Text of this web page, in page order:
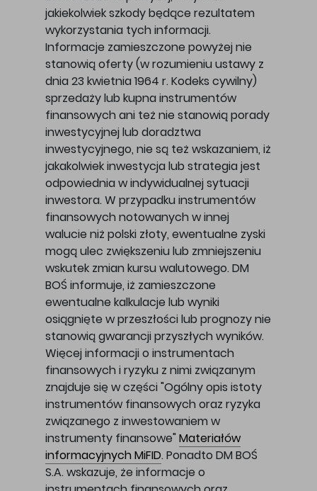
jakiekolwiek szkody będące rezultatem
wykorzystania tych informacji.
Informacje zamieszczone powyżej nie
stanowią oferty (w rozumieniu ustawy z
dnia 23 kwietnia 1964 r. Kodeks cywilny)
sprzedaży lub kupna instrumentów
finansowych ani też nie stanowią porady
inwestycyjnej lub doradztwa
inwestycyjnego, nie są też wskazaniem, iż
jakakolwiek inwestycja lub strategia jest
odpowiednia w indywidualnej sytuacji
inwestora. W przypadku instrumentów
finansowych notowanych w innej
walucie niż polski złoty, ewentualne zyski
mogą ulec zwiększeniu lub zmniejszeniu
wskutek zmian kursu walutowego. DM
BOŚ informuje, iż zamieszczone
ewentualne kalkulacje lub wyniki
osiągnięte w przeszłości lub prognozy nie
stanowią gwarancji przyszłych wyników.
Więcej informacji o instrumentach
finansowych i ryzyku z nimi związanym
znajduje się w części "Ogólny opis istoty
instrumentów finansowych oraz ryzyka
związanego z inwestowaniem w
instrumenty finansowe" Materiałów
informacyjnych MiFID. Ponadto DM BOŚ
S.A. wskazuje, że informacje o